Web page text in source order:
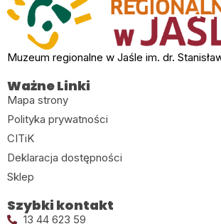
Muzeum regionalne w Jaśle im. dr.
Ważne Linki
Mapa strony
Polityka prywatności
CITiK
Deklaracja dostępności
Sklep
Szybki kontakt
13 44 623 59